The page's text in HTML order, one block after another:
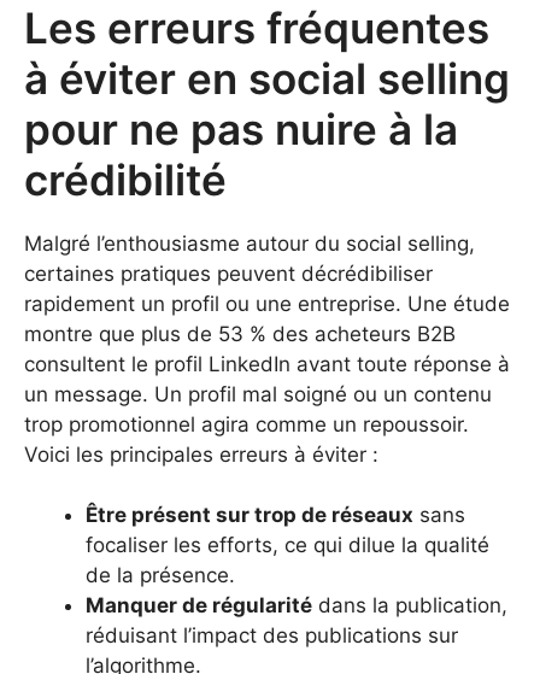
Les erreurs fréquentes
à éviter en social selling
pour ne pas nuire à la
crédibilité
Malgré l’enthousiasme autour du social selling,
certaines pratiques peuvent décrédibiliser
rapidement un profil ou une entreprise. Une étude
montre que plus de 53 % des acheteurs B2B
consultent le profil LinkedIn avant toute réponse à
un message. Un profil mal soigné ou un contenu
trop promotionnel agira comme un repoussoir.
Voici les principales erreurs à éviter :
Être présent sur trop de réseaux sans
focaliser les efforts, ce qui dilue la qualité
de la présence.
Manquer de régularité dans la publication,
réduisant l’impact des publications sur
l’algorithme.